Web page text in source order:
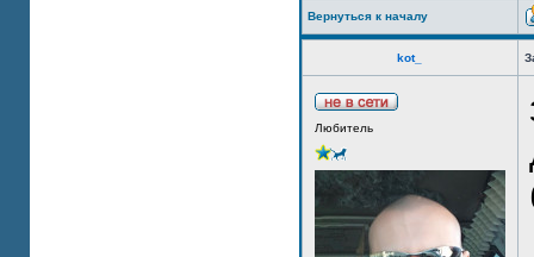
Вернуться к началу
kot_
Любитель